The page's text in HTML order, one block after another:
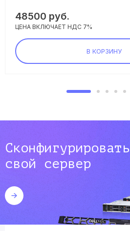
48500 руб.
ЦЕНА ВКЛЮЧАЕТ НДС 7%
В КОРЗИНУ
Сконфигурировать
свой сервер